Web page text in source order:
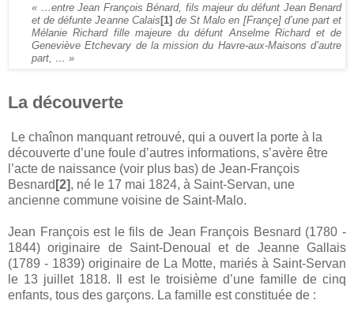
« …entre Jean François Bénard, fils majeur du défunt Jean Benard
et de défunte Jeanne Calais [1] de St Malo en [Françe] d’une part et
Mélanie Richard fille majeure du défunt Anselme Richard et de
Geneviève Etchevary de la mission du Havre-aux-Maisons d’autre
part, … »
La découverte
Le chaînon manquant retrouvé, qui a ouvert la porte à la
découverte d’une foule d’autres informations, s’avère être
l’acte de naissance (voir plus bas) de Jean-François
Besnard [2], né le 17 mai 1824, à Saint-Servan, une
ancienne commune voisine de Saint-Malo.
Jean François est le fils de Jean François Besnard (1780 -
1844) originaire de Saint-Denoual et de Jeanne Gallais
(1789 - 1839) originaire de La Motte, mariés à Saint-Servan
le 13 juillet 1818. Il est le troisième d’une famille de cinq
enfants, tous des garçons. La famille est constituée de :